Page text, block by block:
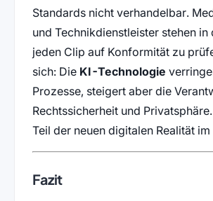
Standards nicht verhandelbar.
und Technikdienstleister stehen in
jeden Clip auf Konformität zu
sich: Die KI-Technologie
Prozesse, steigert aber die
Rechtssicherheit und
Teil der neuen digitalen Realität im
Fazit